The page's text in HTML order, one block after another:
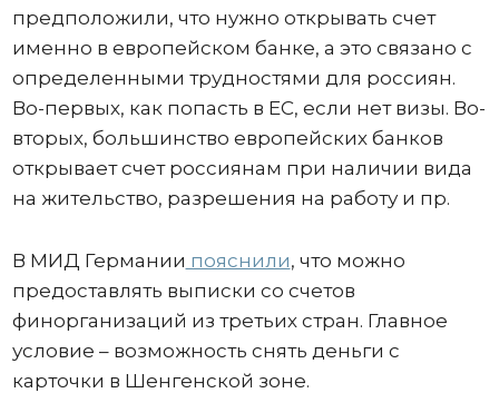
предположили, что нужно открывать счет
именно в европейском банке, а это связано с
определенными трудностями для россиян.
Во-первых, как попасть в ЕС, если нет визы. Во-
вторых, большинство европейских банков
открывает счет россиянам при наличии вида
на жительство, разрешения на работу и пр.
В МИД Германии пояснили, что можно
предоставлять выписки со счетов
финорганизаций из третьих стран. Главное
условие – возможность снять деньги с
карточки в Шенгенской зоне.